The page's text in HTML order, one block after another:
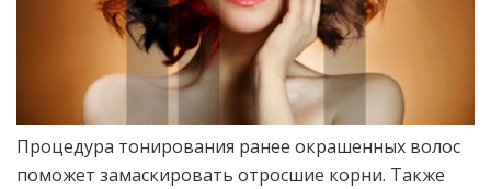
Процедура тонирования ранее окрашенных волос
поможет замаскировать отросшие корни. Также